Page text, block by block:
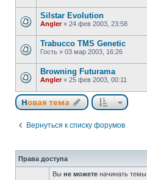
Silstar Evolution
Angler» 24 фев 2003, 23:58
Trabucco TMS Genetic
Гость » 03 мар 2003, 16:26
Browning Futurama
Angler» 25 фев 2003, 00:11
Новая тема
Вернуться к списку форумов
Права доступа
Вы не можете начинать темы